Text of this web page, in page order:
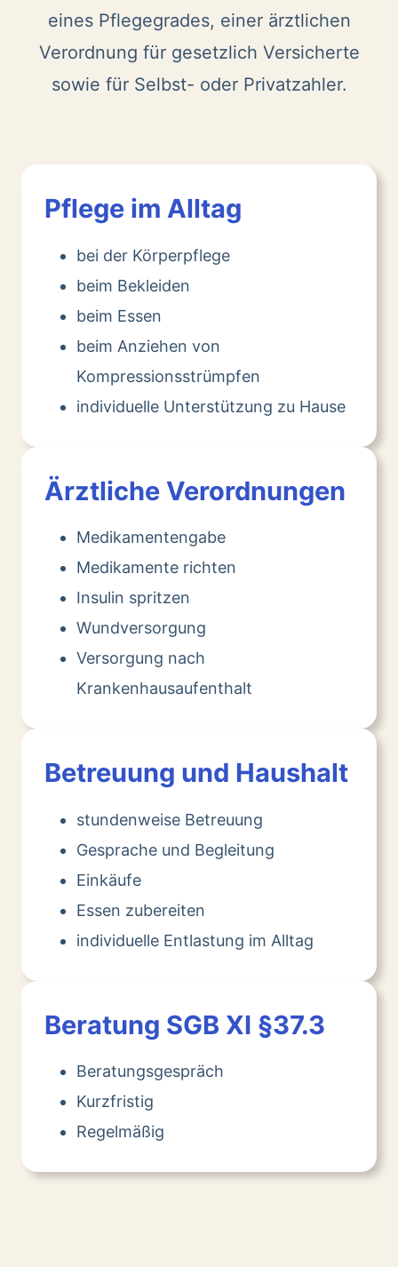
eines Pflegegrades, einer ärztlichen
Verordnung für gesetzlich Versicherte
sowie für Selbst- oder Privatzahler.
Pflege im Alltag
bei der Körperpflege
beim Bekleiden
beim Essen
beim Anziehen von
Kompressionsstrümpfen
individuelle Unterstützung zu Hause
Ärztliche Verordnungen
Medikamentengabe
Medikamente richten
Insulin spritzen
Wundversorgung
Versorgung nach
Krankenhausaufenthalt
Betreuung und Haushalt
stundenweise Betreuung
Gesprache und Begleitung
Einkäufe
Essen zubereiten
individuelle Entlastung im Alltag
Beratung SGB XI §37.3
Beratungsgespräch
Kurzfristig
Regelmäßig